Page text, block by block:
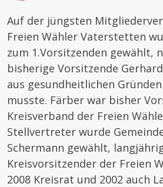
Auf der jüngsten
Freien Wähler Vaterstetten
zum 1.Vorsitzenden gewählt,
bisherige Vorsitzende
aus gesundheitlichen
musste. Färber war bisher
Kreisverband der Freien
Stellvertreter wurde
Schermann gewählt,
Kreisvorsitzender der Freien
2008 Kreisrat und 2002 auch